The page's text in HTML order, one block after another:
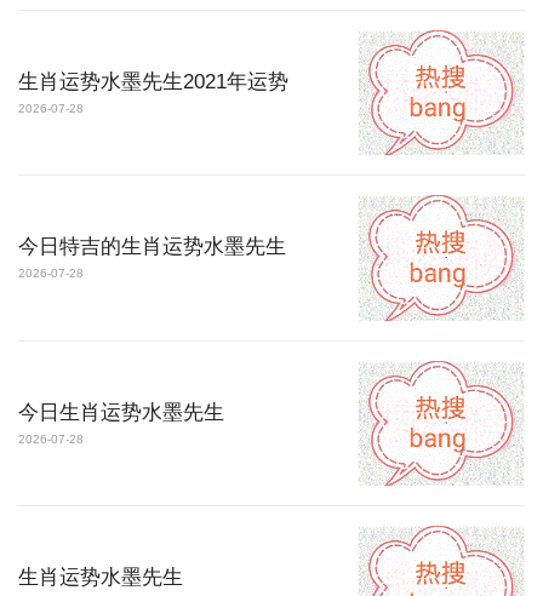
生肖运势水墨先生2021年运势
2026-07-28
今日特吉的生肖运势水墨先生
2026-07-28
今日生肖运势水墨先生
2026-07-28
生肖运势水墨先生